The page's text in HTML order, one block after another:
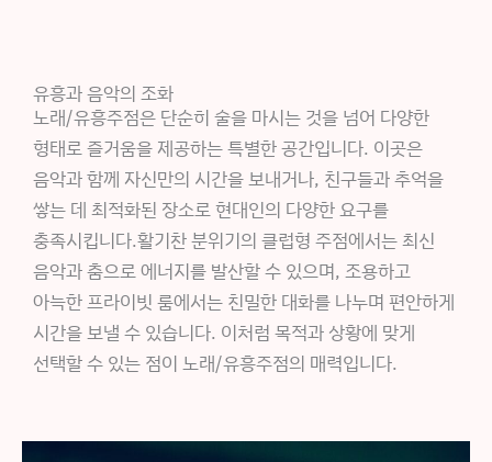
유흥과 음악의 조화
노래/유흥주점은 단순히 술을 마시는 것을 넘어 다양한
형태로 즐거움을 제공하는 특별한 공간입니다. 이곳은
음악과 함께 자신만의 시간을 보내거나, 친구들과 추억을
쌓는 데 최적화된 장소로 현대인의 다양한 요구를
충족시킵니다.활기찬 분위기의 클럽형 주점에서는 최신
음악과 춤으로 에너지를 발산할 수 있으며, 조용하고
아늑한 프라이빗 룸에서는 친밀한 대화를 나누며 편안하게
시간을 보낼 수 있습니다. 이처럼 목적과 상황에 맞게
선택할 수 있는 점이 노래/유흥주점의 매력입니다.